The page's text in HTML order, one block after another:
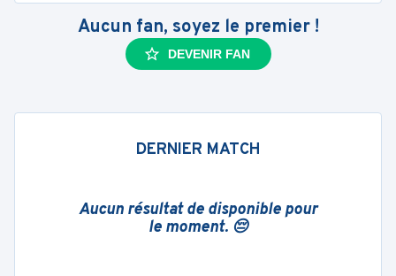
Aucun fan, soyez le premier !
DEVENIR FAN
DERNIER MATCH
Aucun résultat de disponible pour
le moment. 😔